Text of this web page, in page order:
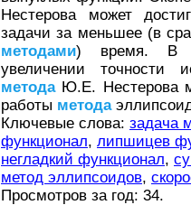
Нестерова может
задачи за меньшее (в
методами) время. В
увеличении точности
методаЮ.Е. Нестерова
работы метода
Ключевые слова: задача
функционал, липшицев
негладкий функционал,
метод эллипсоидов,
Просмотров за год: 34.